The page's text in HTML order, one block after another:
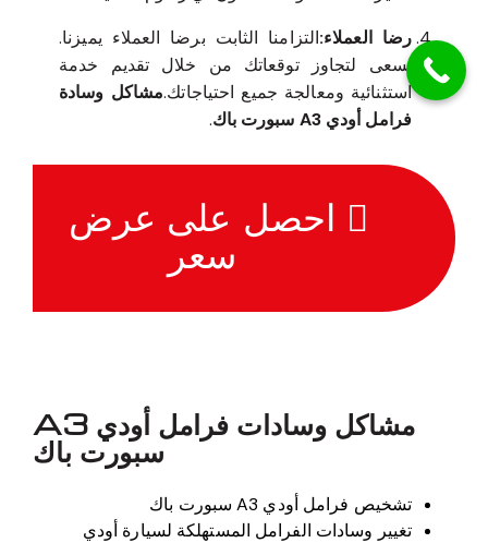
رضا العملاء:التزامنا الثابت برضا العملاء يميزنا.
نسعى لتجاوز توقعاتك من خلال تقديم خدمة
استثنائية ومعالجة جميع احتياجاتك.مشاكل وسادة
فرامل أودي A3 سبورت باك
.
احصل على عرض
سعر
مشاكل وسادات فرامل أودي A3
سبورت باك
تشخيص فرامل أودي A3 سبورت باك
تغيير وسادات الفرامل المستهلكة لسيارة أودي